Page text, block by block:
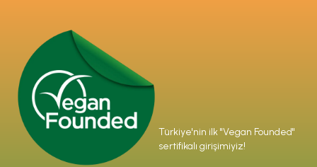
Türkiye'nin ilk "Vegan Founded"
sertifikalı girişimiyiz!